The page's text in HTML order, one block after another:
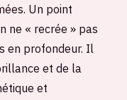
Un point
ne « recrée » pas
en profondeur. Il
et de la
et